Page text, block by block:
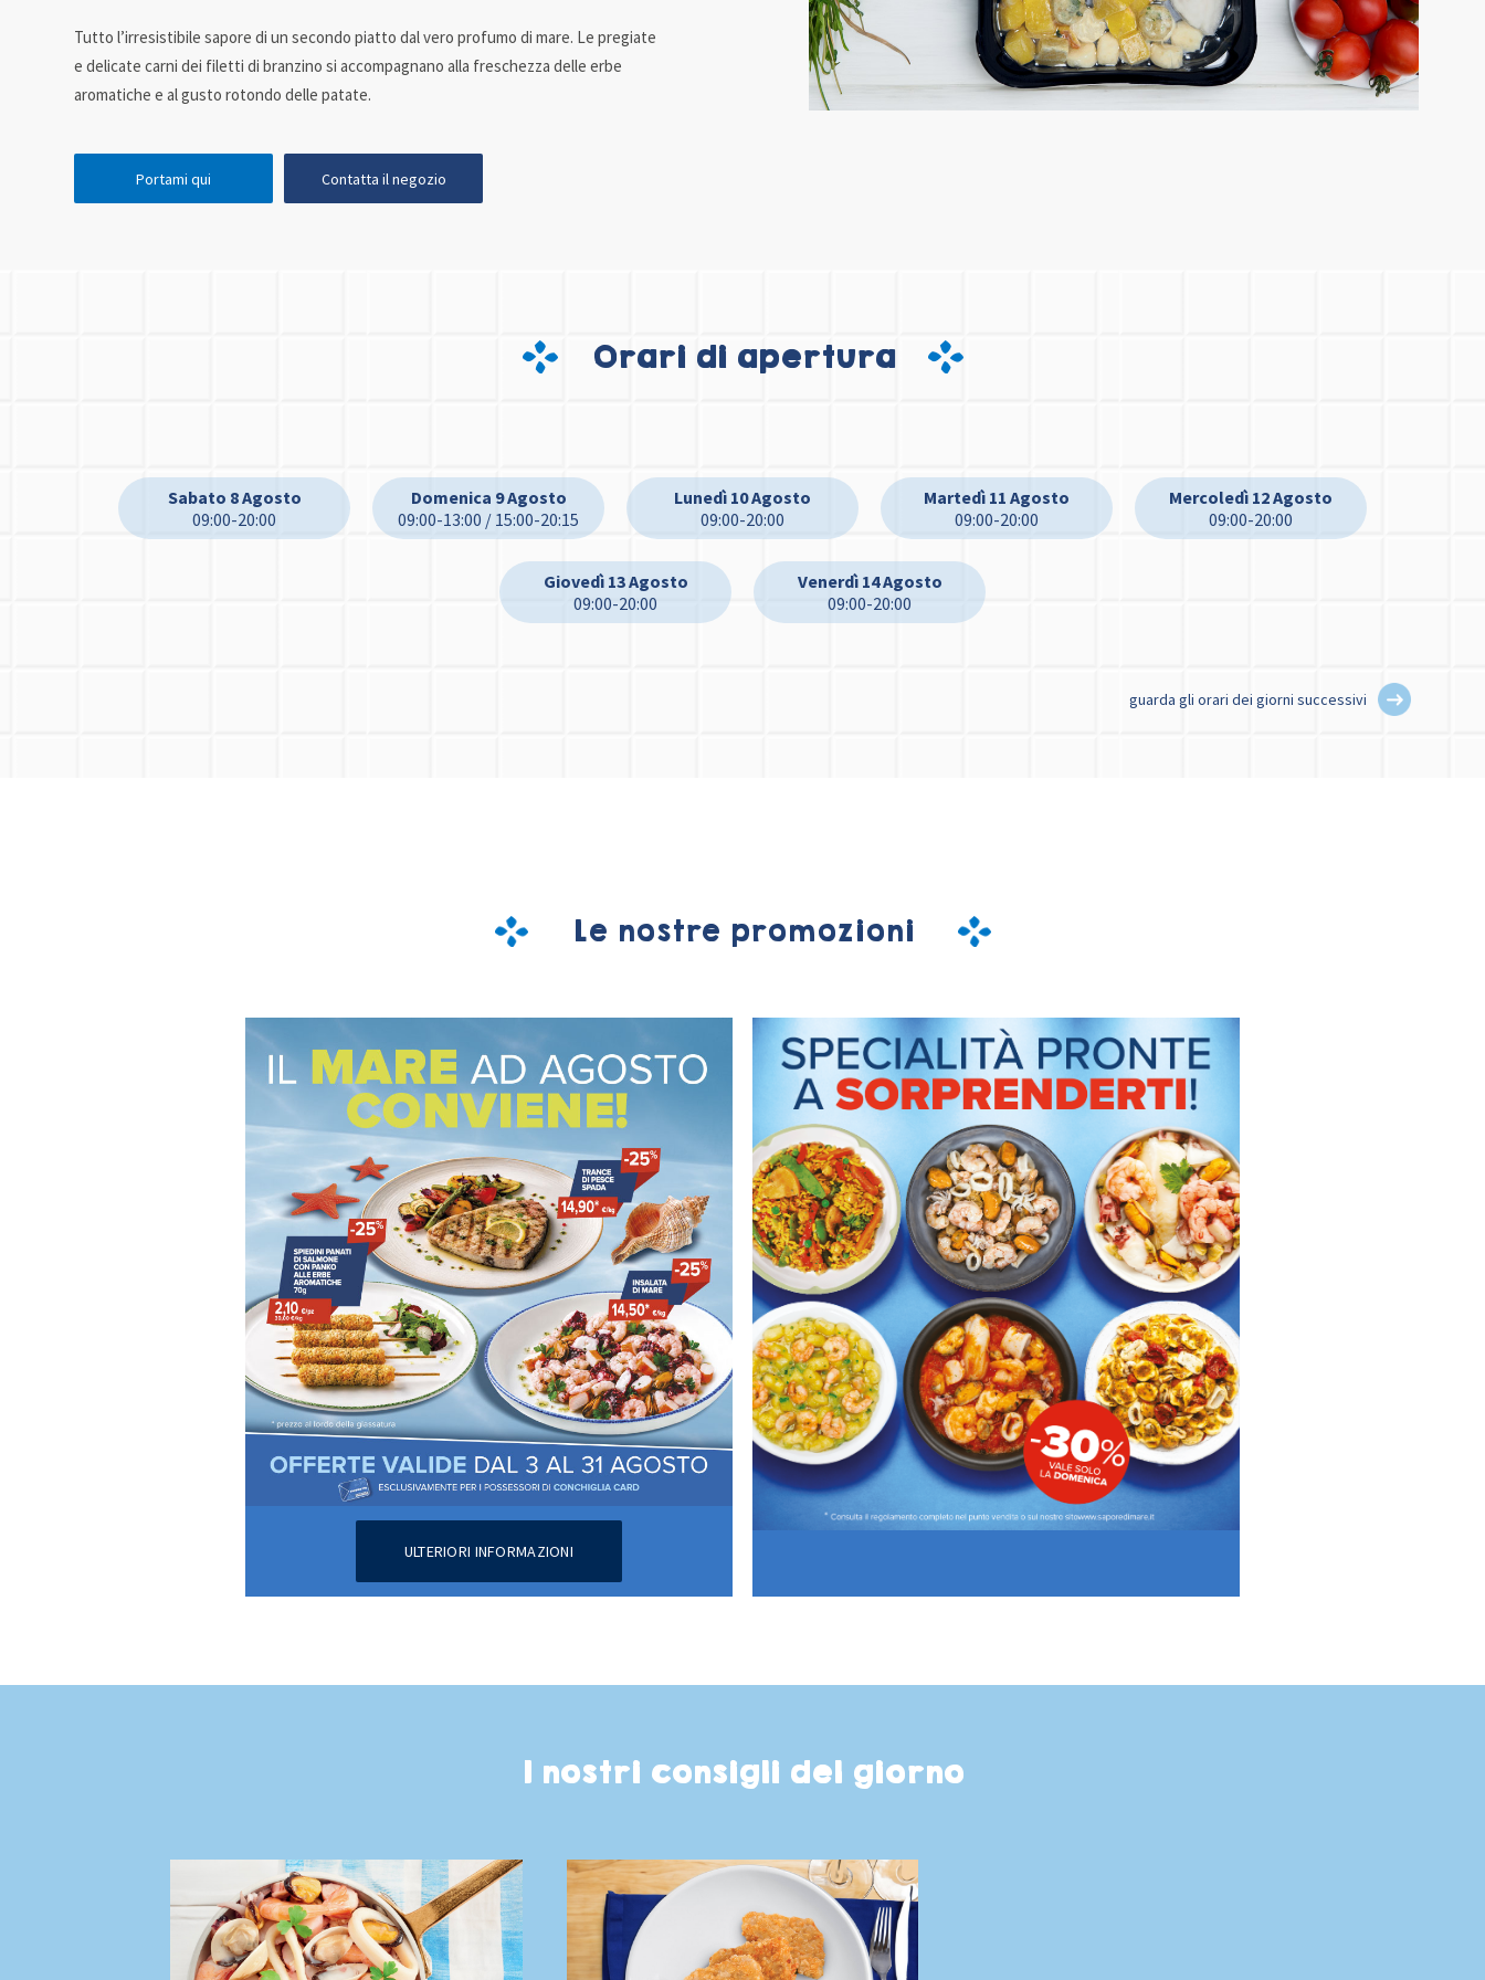
Tutto l’irresistibile sapore di un secondo piatto dal vero profumo di mare. Le pregiate
e delicate carni dei filetti di branzino si accompagnano alla freschezza delle erbe
aromatiche e al gusto rotondo delle patate.
Portami qui Contatta il negozio
Orari di apertura
Sabato 8 Agosto
09:00-20:00
Domenica 9 Agosto
09:00-13:00 / 15:00-20:15
Lunedì 10 Agosto
09:00-20:00
Martedì 11 Agosto
09:00-20:00
Mercoledì 12 Agosto
09:00-20:00
Giovedì 13 Agosto
09:00-20:00
Venerdì 14 Agosto
09:00-20:00
guarda gli orari dei giorni successivi
Le nostre promozioni
ULTERIORI INFORMAZIONI
I nostri consigli del giorno